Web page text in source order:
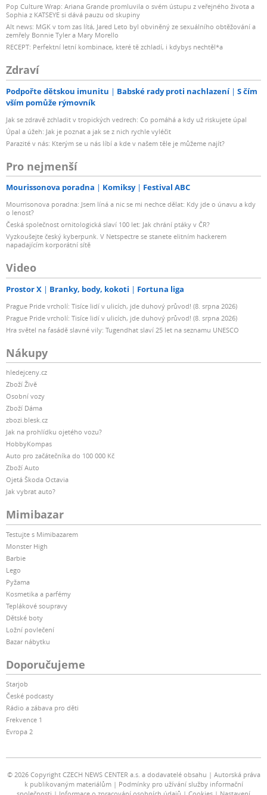
Pop Culture Wrap: Ariana Grande promluvila o svém ústupu z veřejného života a
Sophia z KATSEYE si dává pauzu od skupiny
Alt news: MGK v tom zas lítá, Jared Leto byl obviněný ze sexuálního obtěžování a
zemřely Bonnie Tyler a Mary Morello
RECEPT: Perfektní letní kombinace, které tě zchladí, i kdybys nechtěl*a
Zdraví
Podpořte dětskou imunitu Babské rady proti nachlazení
S čím
vším pomůže rýmovník
Jak se zdravě zchladit v tropických vedrech: Co pomáhá a kdy už riskujete úpal
Úpal a úžeh: Jak je poznat a jak se z nich rychle vyléčit
Parazité v nás: Kterým se u nás líbí a kde v našem těle je můžeme najít?
Pro nejmenší
Mourissonova poradna Komiksy Festival ABC
Mourrisonova poradna: Jsem líná a nic se mi nechce dělat: Kdy jde o únavu a kdy
o lenost?
Česká společnost ornitologická slaví 100 let: Jak chrání ptáky v ČR?
Vyzkoušejte český kyberpunk. V Netspectre se stanete elitním hackerem
napadajícím korporátní sítě
Video
Prostor X Branky, body, kokoti Fortuna liga
Prague Pride vrcholí: Tisíce lidí v ulicích, jde duhový průvod! (8. srpna 2026)
Prague Pride vrcholí: Tisíce lidí v ulicích, jde duhový průvod! (8. srpna 2026)
Hra světel na fasádě slavné vily: Tugendhat slaví 25 let na seznamu UNESCO
Nákupy
hledejceny.cz
Zboží Živě
Osobní vozy
Zboží Dáma
zbozi.blesk.cz
Jak na prohlídku ojetého vozu?
HobbyKompas
Auto pro začátečníka do 100 000 Kč
Zboží Auto
Ojetá Škoda Octavia
Jak vybrat auto?
Mimibazar
Testujte s Mimibazarem
Monster High
Barbie
Lego
Pyžama
Kosmetika a parfémy
Teplákové soupravy
Dětské boty
Ložní povlečení
Bazar nábytku
Doporučujeme
Starjob
České podcasty
Rádio a zábava pro děti
Frekvence 1
Evropa 2
© 2026 Copyright CZECH NEWS CENTER a.s. a dodavatelé obsahu
Autorská práva
k publikovaným materiálům
Podmínky pro užívání služby informační